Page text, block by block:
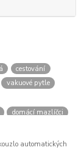
cestování
vakuové pytle
domácí mazlíčci
bambusové ponožky
automatických